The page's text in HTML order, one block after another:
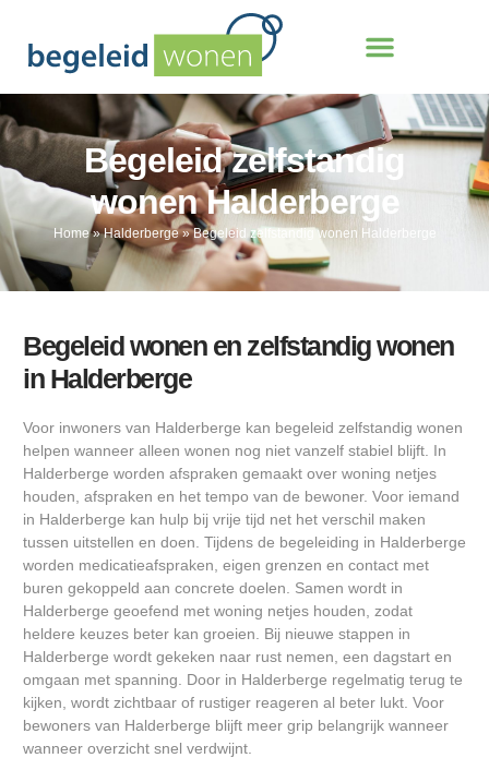
Begeleid zelfstandig
wonen Halderberge
Home»Halderberge»Begeleid zelfstandig wonen Halderberge
Begeleid wonen en zelfstandig wonen
in Halderberge
Voor inwoners van Halderberge kan begeleid zelfstandig wonen
helpen wanneer alleen wonen nog niet vanzelf stabiel blijft. In
Halderberge worden afspraken gemaakt over woning netjes
houden, afspraken en het tempo van de bewoner. Voor iemand
in Halderberge kan hulp bij vrije tijd net het verschil maken
tussen uitstellen en doen. Tijdens de begeleiding in Halderberge
worden medicatieafspraken, eigen grenzen en contact met
buren gekoppeld aan concrete doelen. Samen wordt in
Halderberge geoefend met woning netjes houden, zodat
heldere keuzes beter kan groeien. Bij nieuwe stappen in
Halderberge wordt gekeken naar rust nemen, een dagstart en
omgaan met spanning. Door in Halderberge regelmatig terug te
kijken, wordt zichtbaar of rustiger reageren al beter lukt. Voor
bewoners van Halderberge blijft meer grip belangrijk wanneer
wanneer overzicht snel verdwijnt.